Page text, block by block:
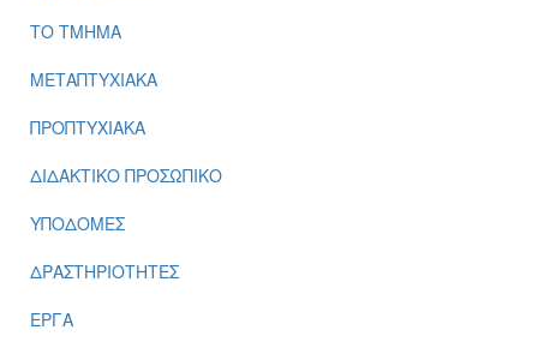
ΤΟ ΤΜΗΜΑ
ΜΕΤΑΠΤΥΧΙΑΚΑ
ΠΡΟΠΤΥΧΙΑΚΑ
ΔΙΔΑΚΤΙΚΟ ΠΡΟΣΩΠΙΚΟ
ΥΠΟΔΟΜΕΣ
ΔΡΑΣΤΗΡΙΟΤΗΤΕΣ
ΕΡΓΑ